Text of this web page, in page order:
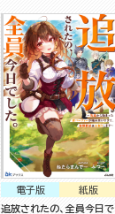
紙版
電子版
追放されたの、全員今日で